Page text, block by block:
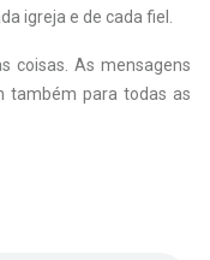
igreja e de cada fiel.
coisas. As mensagens
também para todas as